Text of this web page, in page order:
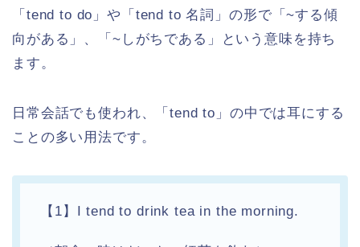
「tend to do」や「tend to 名詞」の形で「~する傾
向がある」、「~しがちである」という意味を持ち
ます。
日常会話でも使われ、「tend to」の中では耳にする
ことの多い用法です。
【1】I tend to drink tea in the morning.